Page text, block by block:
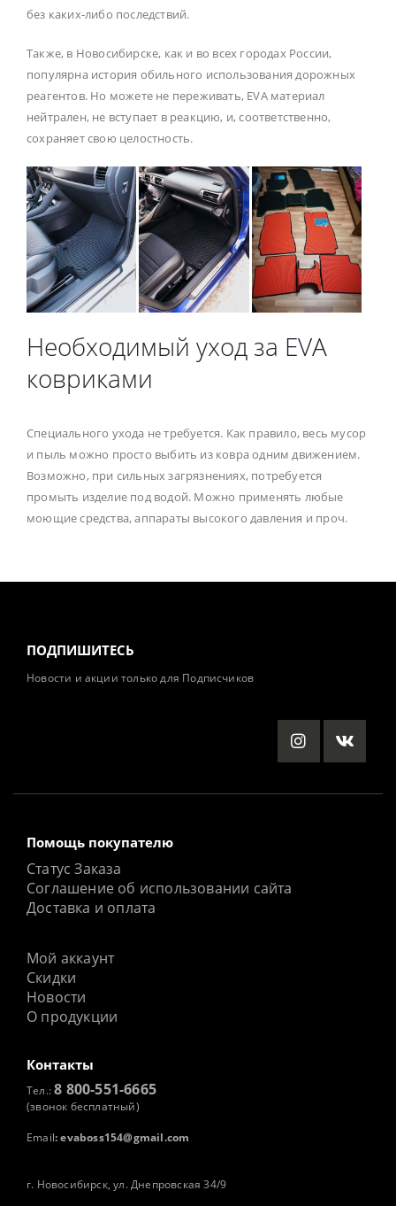
без каких-либо последствий.
Также, в Новосибирске, как и во всех городах России,
популярна история обильного использования дорожных
реагентов. Но можете не переживать, EVA материал
нейтрален, не вступает в реакцию, и, соответственно,
сохраняет свою целостность.
Необходимый уход за EVA
ковриками
Специального ухода не требуется. Как правило, весь мусор
и пыль можно просто выбить из ковра одним движением.
Возможно, при сильных загрязнениях, потребуется
промыть изделие под водой. Можно применять любые
моющие средства, аппараты высокого давления и проч.
ПОДПИШИТЕСЬ
Новости и акции только для Подписчиков
Помощь покупателю
Статус Заказа
Соглашение об использовании сайта
Доставка и оплата
Мой аккаунт
Скидки
Новости
О продукции
Контакты
Тел.:8 800-551-6665
(звонок бесплатный)
Email: evaboss154@gmail.com
г. Новосибирск, ул. Днепровская 34/9